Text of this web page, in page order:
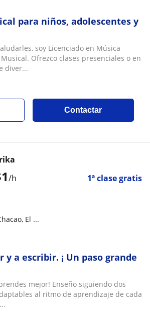
para niños, adolescentes y
soy Licenciado en Música
Ofrezco clases presenciales o en
diver...
Contactar
1/h 1ª clase gratis
El ...
y a escribir. ¡ Un paso grande
mejor! Enseño siguiendo dos
al ritmo de aprendizaje de cada